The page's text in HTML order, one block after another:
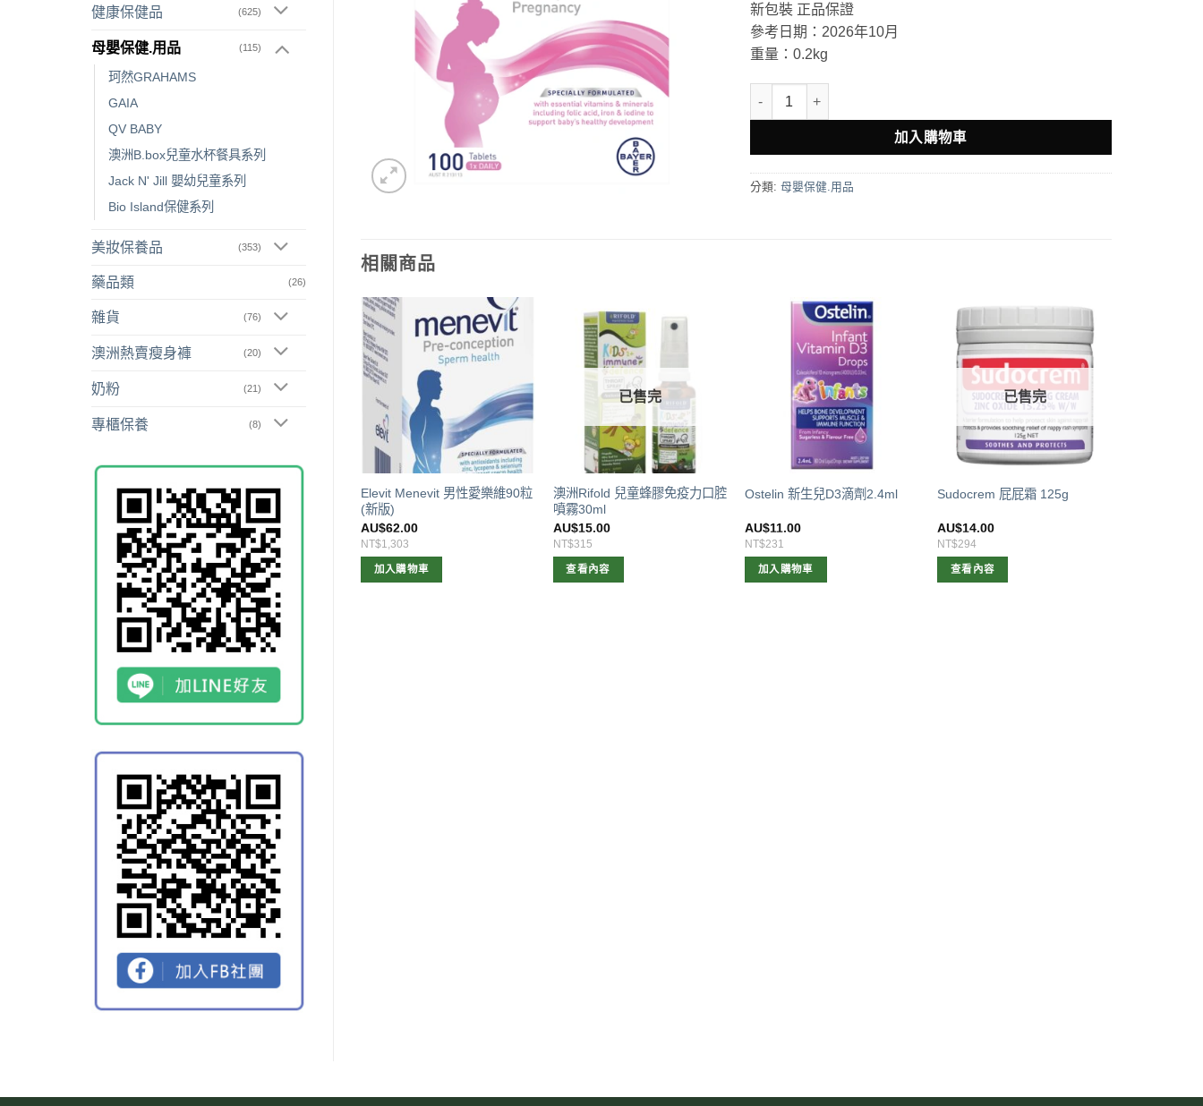
健康保健品 (625)
母嬰保健.用品 (115)
珂然GRAHAMS
GAIA
QV BABY
澳洲B.box兒童水杯餐具系列
Jack N' Jill 嬰幼兒童系列
Bio Island保健系列
美妝保養品 (353)
藥品類 (26)
雜貨 (76)
澳洲熱賣瘦身褲 (20)
奶粉 (21)
專櫃保養 (8)
新包裝 正品保證
參考日期：2026年10月
重量：0.2kg
Elevit女性愛樂維100粒 (澳洲新版不含維A ) 數量
加入購物車
分類: 母嬰保健.用品
相關商品
Elevit Menevit 男性愛樂維90粒
(新版)
AU$62.00
NT$1,303
加入購物車
已售完
澳洲Rifold 兒童蜂膠免疫力口腔
噴霧30ml
AU$15.00
NT$315
查看內容
Ostelin 新生兒D3滴劑2.4ml
AU$11.00
NT$231
加入購物車
已售完
Sudocrem 屁屁霜 125g
AU$14.00
NT$294
查看內容
兒童耳垢清潔噴霧
Elevit哺乳期愛樂維60粒 (新版)
AU$32.00
NT$673
加入購物車